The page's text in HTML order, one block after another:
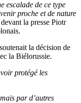
escalade de ce type
proche et de nature
la presse Piotr
la décision de
la Biélorussie.
protégé les
par d’autres